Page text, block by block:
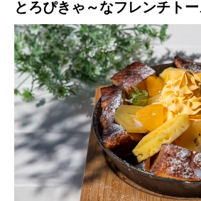
とろぴきゃ～なフレンチトー